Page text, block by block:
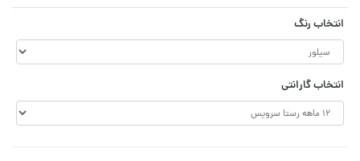
انتخاب رنگ
انتخاب گارانتی